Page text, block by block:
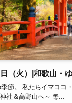
（火）|和歌山・
節。 私たちイマココ
社＆高野山へ～ 毎...